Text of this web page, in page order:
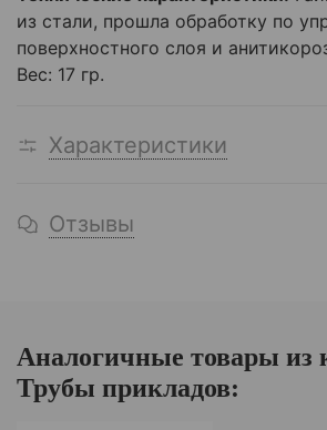
из стали, прошла обработку по
поверхностного слоя и
Вес: 17 гр.
Характеристики
Отзывы
Аналогичные товары из
Трубы прикладов: